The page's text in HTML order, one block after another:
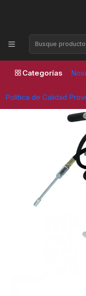
Categorías
Política de Calidad
Horario de
Inicio Equipos
Pato de engrase 16 Kg